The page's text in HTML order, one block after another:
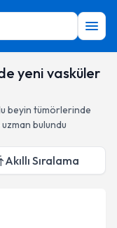
yeni vasküler
beyin tümörlerinde
bulundu
Akıllı Sıralama